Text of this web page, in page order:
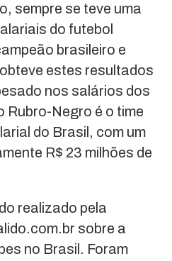
sempre se teve uma
do futebol
brasileiro e
estes resultados
nos salários dos
Rubro-Negro é o time
do Brasil, com um
R$ 23 milhões de
realizado pela
sobre a
no Brasil. Foram